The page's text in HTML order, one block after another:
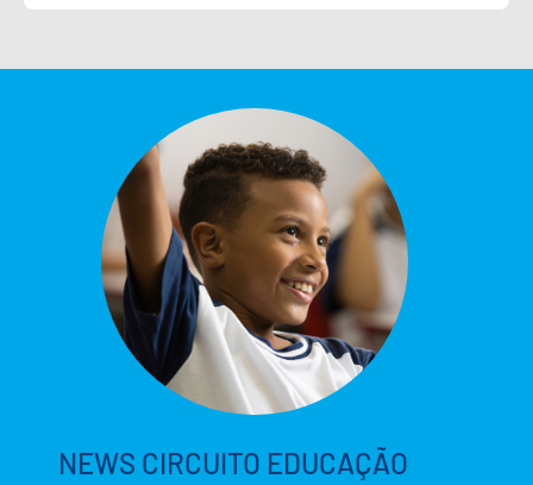
NEWS CIRCUITO EDUCAÇÃO